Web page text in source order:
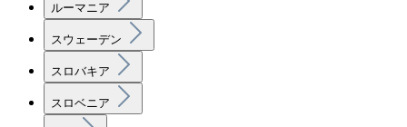
ルーマニア
スウェーデン
スロバキア
スロベニア